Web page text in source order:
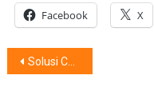
Facebook X
Post
Solusi Cerdas Pelihara Anabul di Rumah, Bergandeng…..